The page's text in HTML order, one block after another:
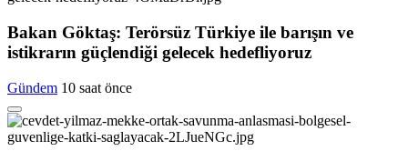
Bakan Göktaş: Terörsüz Türkiye ile barışın ve
istikrarın güçlendiği gelecek hedefliyoruz
Gündem 10 saat önce